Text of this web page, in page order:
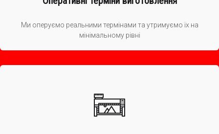
Ми оперуємо реальними термінами та утримуємо їх на
мінімальному рівні